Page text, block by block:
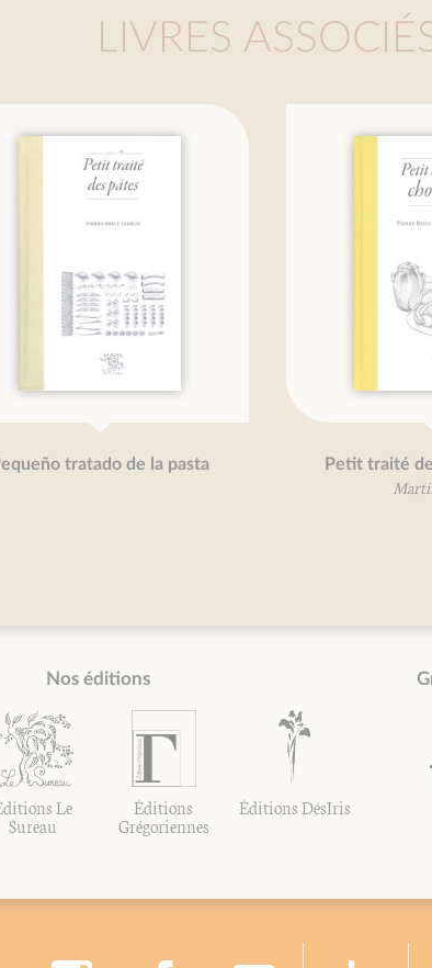
LIVRES
tratado de la pasta Petit traité de
Martin
Nos éditions
Le
Sureau
Éditions
Grégoriennes
Éditions DésIris